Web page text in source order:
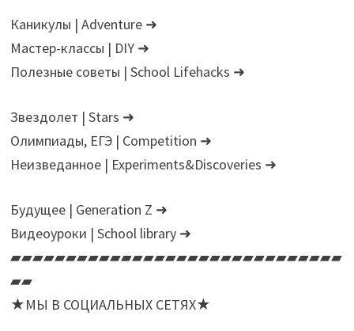
Каникулы | Adventure ➜
Мастер-классы | DIY ➜
Полезные советы | School Lifehacks ➜
Звездолет | Stars ➜
Олимпиады, ЕГЭ | Сompetition ➜
Неизведанное | Experiments&Discoveries ➜
Будущее | Generation Z ➜
Видеоуроки | School library ➜
▰▰▰▰▰▰▰▰▰▰▰▰▰▰▰▰▰▰▰▰▰▰▰▰▰▰▰▰▰▰
▰▰
★МЫ В СОЦИАЛЬНЫХ СЕТЯХ★